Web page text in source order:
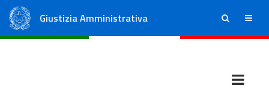
Giustizia Amministrativa ricerca menu